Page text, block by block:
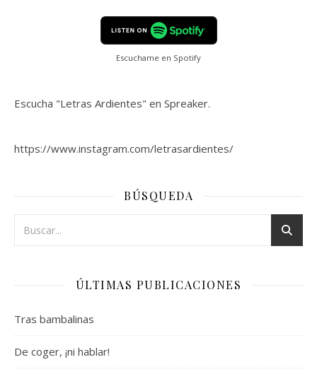
Escuchame en Spotify
Escucha "Letras Ardientes" en Spreaker.
https://www.instagram.com/letrasardientes/
BÚSQUEDA
ÚLTIMAS PUBLICACIONES
Tras bambalinas
De coger, ¡ni hablar!